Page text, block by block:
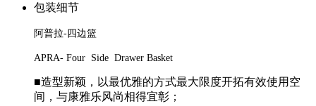
包装细节
阿普拉-四边篮
APRA- Four Side Drawer Basket
■造型新颖，以最优雅的方式最大限度开拓有效使用空
间，与康雅乐风尚相得宜彰；